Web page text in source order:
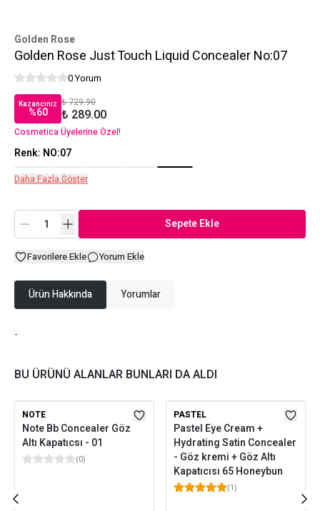
Golden Rose
Golden Rose Just Touch Liquid Concealer No:07
0 Yorum
Kazancınız
%60
₺ 729.90
₺ 289.00
Cosmetica Üyelerine Özel!
Renk: NO:07
Daha Fazla Göster
Sepete Ekle
Favorilere Ekle Yorum Ekle
Ürün Hakkında Yorumlar
-
BU ÜRÜNÜ ALANLAR BUNLARI DA ALDI
NOTE
Note Bb Concealer Göz
Altı Kapatıcsı - 01
(0)
PASTEL
Pastel Eye Cream +
Hydrating Satin Concealer
- Göz kremi + Göz Altı
Kapatıcısı 65 Honeybun
(1)